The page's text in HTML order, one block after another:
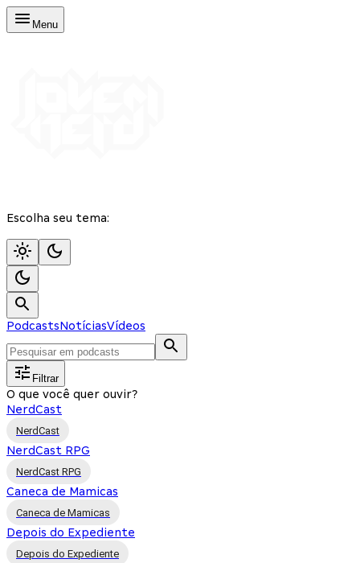
Menu
Escolha seu tema:
PodcastsNotíciasVídeos
Filtrar
O que você quer ouvir?
NerdCast
NerdCast
NerdCast RPG
NerdCast RPG
Caneca de Mamicas
Caneca de Mamicas
Depois do Expediente
Depois do Expediente